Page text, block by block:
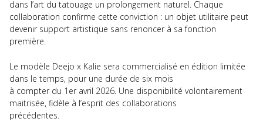
dans l’art du tatouage un prolongement naturel. Chaque
collaboration confirme cette conviction : un objet utilitaire peut
devenir support artistique sans renoncer à sa fonction
première.
Le modèle Deejo x Kalie sera commercialisé en édition limitée
dans le temps, pour une durée de six mois
à compter du 1er avril 2026. Une disponibilité volontairement
maitrisée, fidèle à l’esprit des collaborations
précédentes.